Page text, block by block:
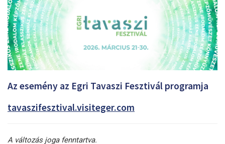
Az esemény az Egri Tavaszi Fesztivál programja
tavaszifesztival.visiteger.com
A változás joga fenntartva.